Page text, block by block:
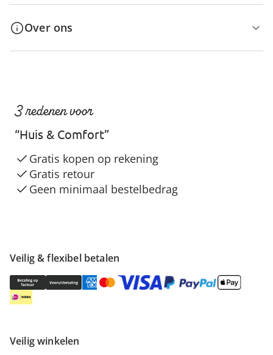
Over ons
Veilig & flexibel betalen
Veilig winkelen
3 redenen voor
“Huis & Comfort”
Gratis kopen op rekening
Gratis retour
Geen minimaal bestelbedrag